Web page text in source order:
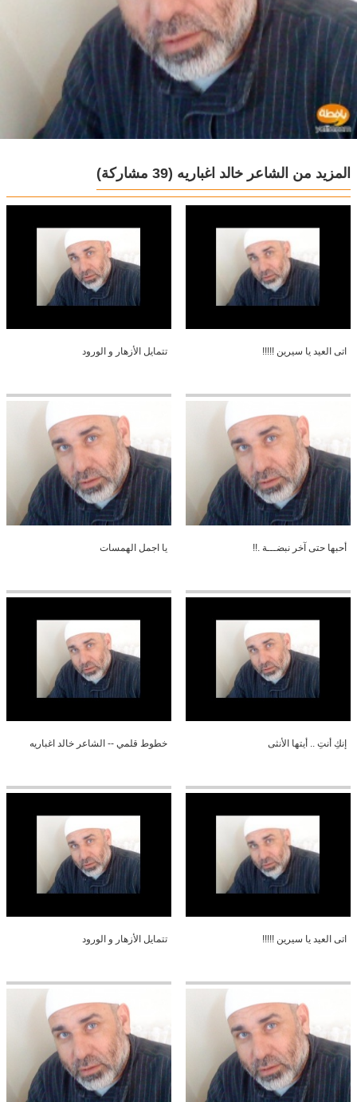
المزيد من الشاعر خالد اغباريه (39 مشاركة)
اتى العيد يا سيرين !!!!! تتمايل الأزهار و الورود
أحبها حتى آخر نبضـــة .!! يا اجمل الهمسات
إنكِ أنتِ .. أيتها الأنثى خطوط قلمي -- الشاعر خالد اغباريه
اتى العيد يا سيرين !!!!! تتمايل الأزهار و الورود